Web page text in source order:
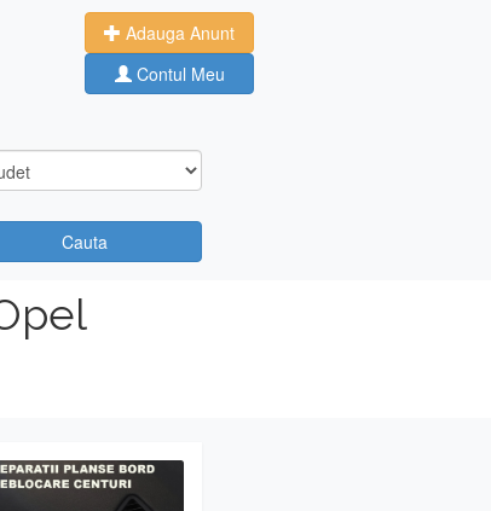
Adauga Anunt
Contul Meu
Cauta